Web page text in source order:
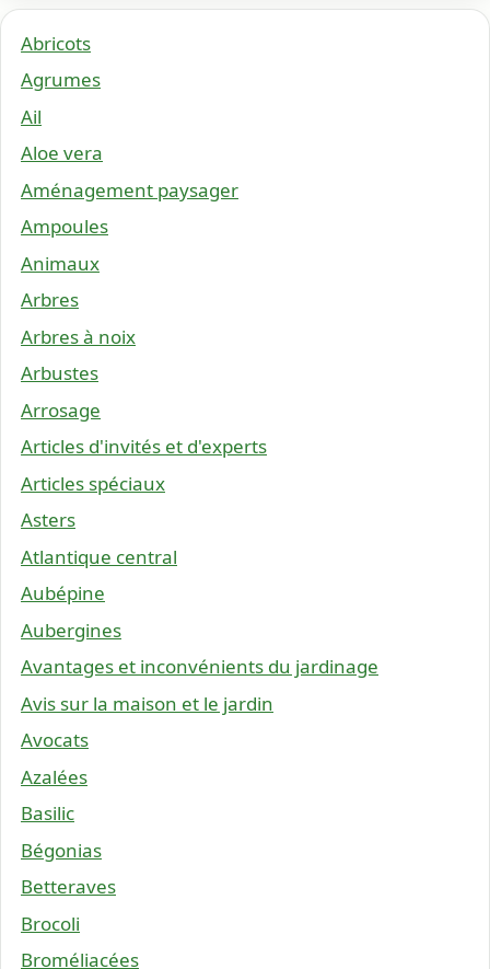
Abricots
Agrumes
Ail
Aloe vera
Aménagement paysager
Ampoules
Animaux
Arbres
Arbres à noix
Arbustes
Arrosage
Articles d'invités et d'experts
Articles spéciaux
Asters
Atlantique central
Aubépine
Aubergines
Avantages et inconvénients du jardinage
Avis sur la maison et le jardin
Avocats
Azalées
Basilic
Bégonias
Betteraves
Brocoli
Broméliacées